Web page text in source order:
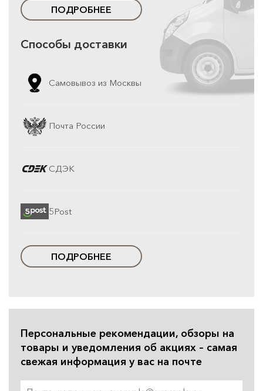
ПОДРОБНЕЕ
Способы доставки
Самовывоз из Москвы
Почта России
СДЭК
5Post
ПОДРОБНЕЕ
Персональные рекомендации, обзоры на
товары и уведомления об акциях – самая
свежая информация у вас на почте